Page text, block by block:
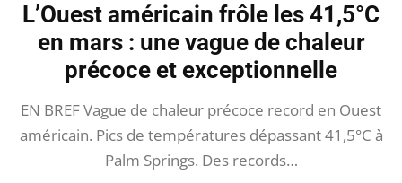
L’Ouest américain frôle les 41,5°C
en mars : une vague de chaleur
précoce et exceptionnelle
EN BREF Vague de chaleur précoce record en Ouest
américain. Pics de températures dépassant 41,5°C à
Palm Springs. Des records…